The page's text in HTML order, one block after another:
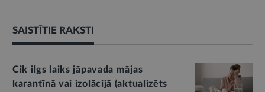
SAISTĪTIE RAKSTI
Cik ilgs laiks jāpavada mājas
karantīnā vai izolācijā (aktualizēts